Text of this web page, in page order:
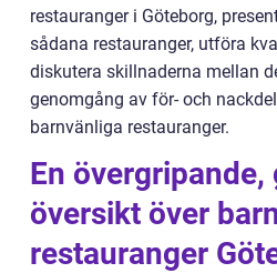
restauranger i Göteborg,
sådana restauranger, utföra
diskutera skillnaderna mellan
genomgång av för- och
barnvänliga restauranger.
En övergripande,
översikt över
restauranger